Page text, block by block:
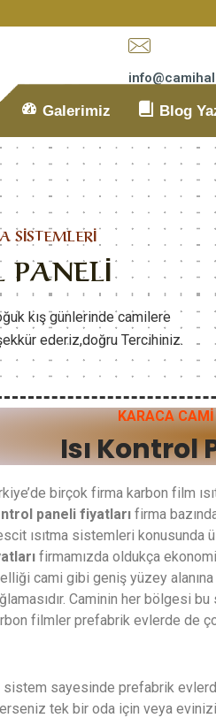
E-Mail
Galerimiz Blog
SİSTEMLERİ
PANELİ
kış günlerinde camilere
ederiz,doğru Tercihiniz.
KARACA
Isı Kontrol
birçok firma karbon film
paneli fiyatları firma
ısıtma sistemleri konusunda
firmamızda oldukça
cami gibi geniş yüzey alanına
Caminin her bölgesi
filmler prefabrik evlerde de
sistem sayesinde prefabrik
tek bir oda için veya